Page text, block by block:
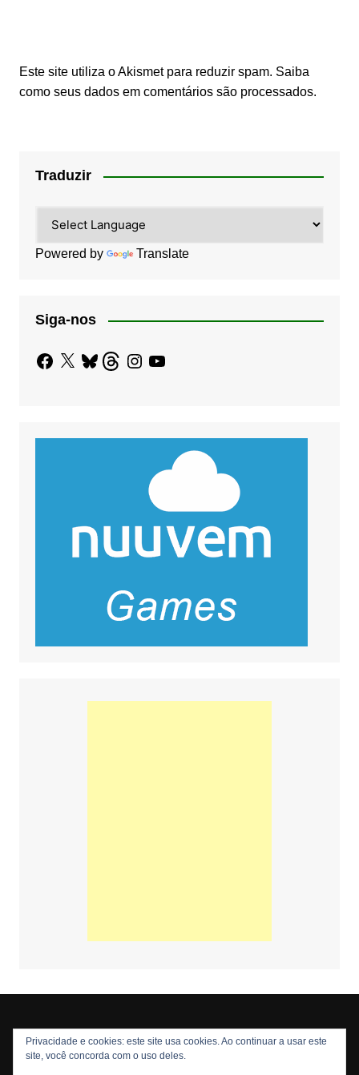
Este site utiliza o Akismet para reduzir spam. Saiba
como seus dados em comentários são processados.
Traduzir
Powered by Translate
Siga-nos
Facebook
X BlueskyThreadsInstagram
YouTube
Copyright © 2026 Nós Nerds. Todos os direitos reservados
Privacidade e cookies: este site usa cookies. Ao continuar a usar este
site, você concorda com o uso deles.